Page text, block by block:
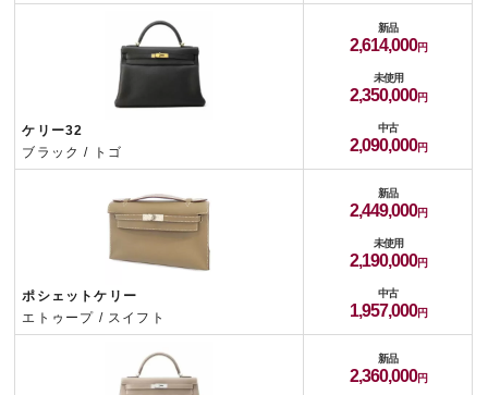
ケリー32
ブラック / トゴ
新品
2,614,000
未使用
2,350,000
中古
2,090,000
ポシェットケリー
エトゥープ / スイフト
新品
2,449,000
未使用
2,190,000
中古
1,957,000
新品
2,360,000